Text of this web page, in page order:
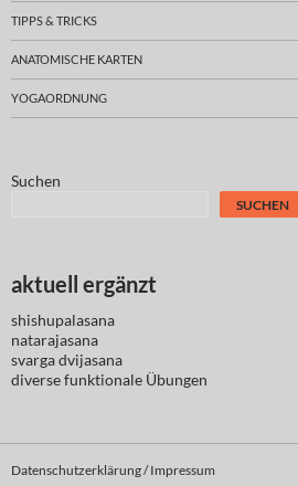
TIPPS & TRICKS
ANATOMISCHE KARTEN
YOGAORDNUNG
Suchen
SUCHEN
aktuell ergänzt
shishupalasana
natarajasana
svarga dvijasana
diversefunktionale Übungen
Datenschutzerklärung / Impressum